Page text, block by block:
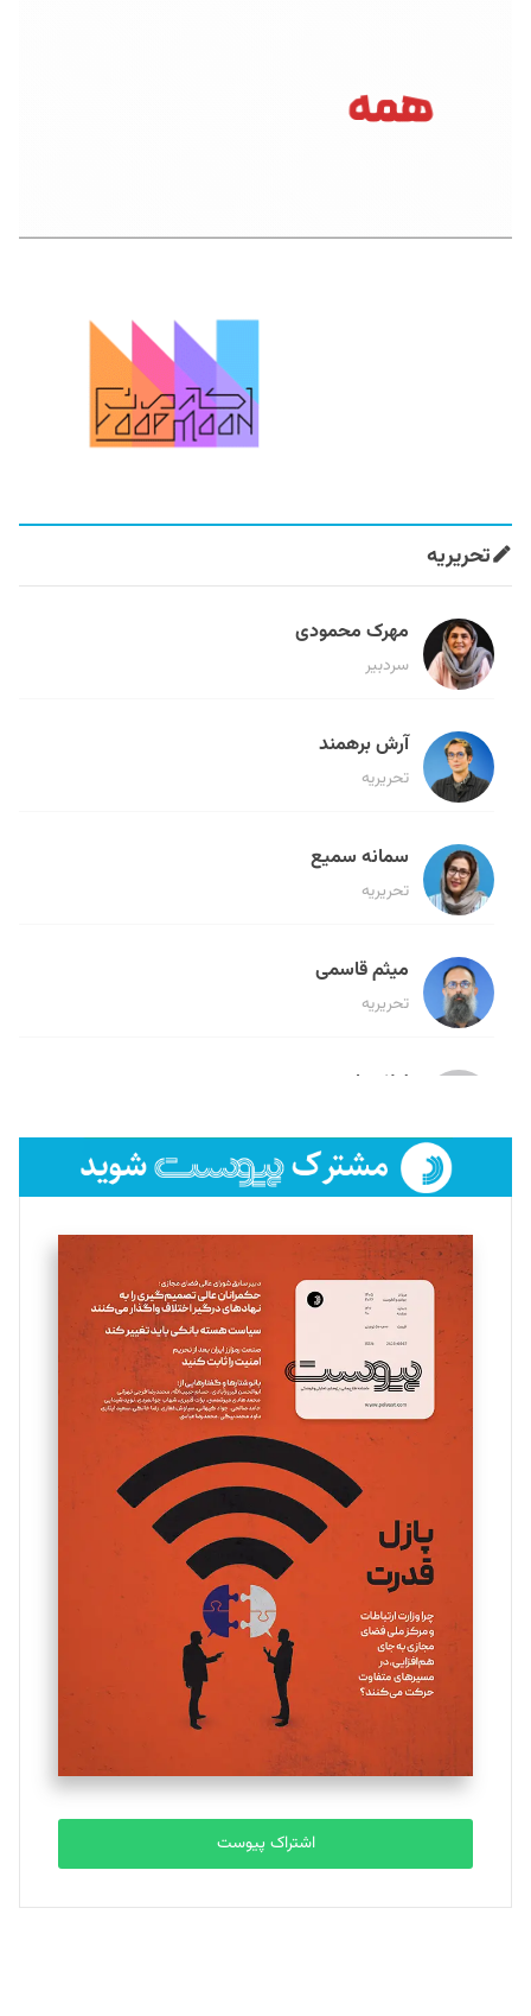
تحریریه
مهرک محمودی
سردبیر
آرش برهمند
تحریریه
سمانه سمیع
تحریریه
میثم قاسمی
تحریریه
لیلا حنارود
فائزه فتحی رستمی
تحریریه
سروش کرمیان
تحریریه
مینا پاکدل
یسنا امان‌پور
تحریریه
ملینا جعفری
تحریریه
مصطفی مسجدی آرانی
تحریریه
بابک نقاش
تحریریه
اشتراک پیوست